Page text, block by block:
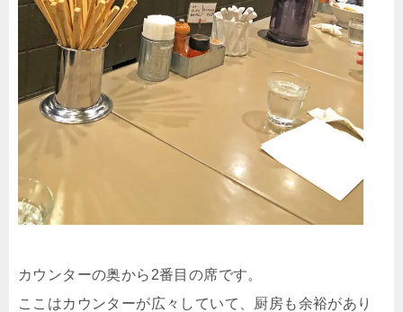
カウンターの奥から2番目の席です。
ここはカウンターが広々していて、厨房も余裕があり